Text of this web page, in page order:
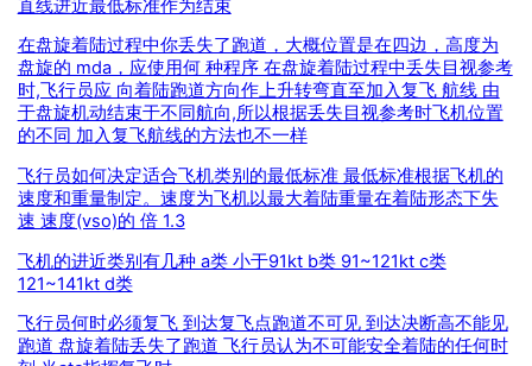
直线进近最低标准作为结束
在盘旋着陆过程中你丢失了跑道，大概位置是在四边，高度为
盘旋的 mda，应使用何 种程序 在盘旋着陆过程中丢失目视参考
时,飞行员应 向着陆跑道方向作上升转弯直至加入复飞 航线 由
于盘旋机动结束于不同航向,所以根据丢失目视参考时飞机位置
的不同 加入复飞航线的方法也不一样
飞行员如何决定适合飞机类别的最低标准 最低标准根据飞机的
速度和重量制定。速度为飞机以最大着陆重量在着陆形态下失
速 速度(vso)的 倍 1.3
飞机的进近类别有几种 a类 小于91kt b类 91~121kt c类
121~141kt d类
飞行员何时必须复飞 到达复飞点跑道不可见 到达决断高不能见
跑道 盘旋着陆丢失了跑道 飞行员认为不可能安全着陆的任何时